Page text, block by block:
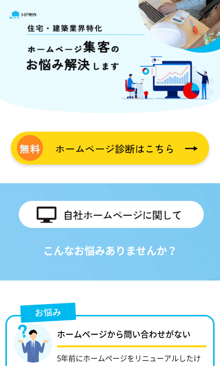
こんなお悩みありませんか？
お悩み
ホームページから問い合わせがない
5年前にホームページをリニューアルしたけ